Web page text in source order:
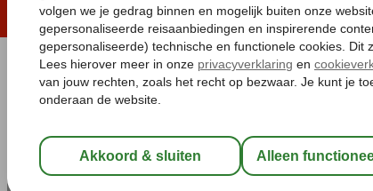
LAST MINUTE ZOMER 2026
Pakketgarantie Laagsteprijsgarantie*
REISGEZELSCHAP
Wijzig Reisgezelschap